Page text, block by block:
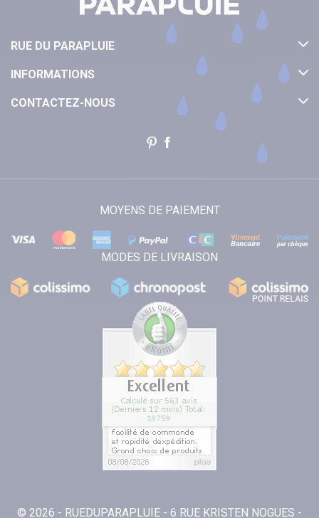
RUE DU PARAPLUIE
INFORMATIONS
CONTACTEZ-NOUS
MOYENS DE PAIEMENT
MODES DE LIVRAISON
© 2026 - RUEDUPARAPLUIE - 6 RUE KRISTEN NOGUES -